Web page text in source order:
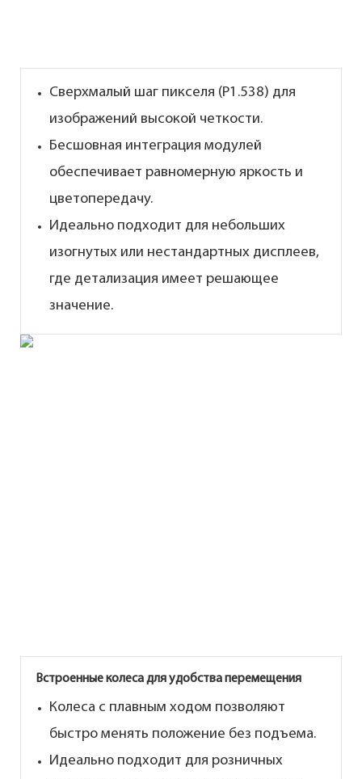
Сверхмалый шаг пикселя (P1.538) для
изображений высокой четкости.
Бесшовная интеграция модулей
обеспечивает равномерную яркость и
цветопередачу.
Идеально подходит для небольших
изогнутых или нестандартных дисплеев,
где детализация имеет решающее
значение.
Встроенные колеса для удобства перемещения
Колеса с плавным ходом позволяют
быстро менять положение без подъема.
Идеально подходит для розничных